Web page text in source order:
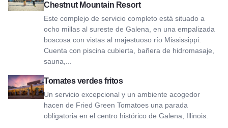
Chestnut Mountain Resort
Este complejo de servicio completo está situado a
ocho millas al sureste de Galena, en una empalizada
boscosa con vistas al majestuoso río Mississippi.
Cuenta con piscina cubierta, bañera de hidromasaje,
sauna,...
Tomates verdes fritos
Un servicio excepcional y un ambiente acogedor
hacen de Fried Green Tomatoes una parada
obligatoria en el centro histórico de Galena, Illinois.
Ver Tomates verdes fritos